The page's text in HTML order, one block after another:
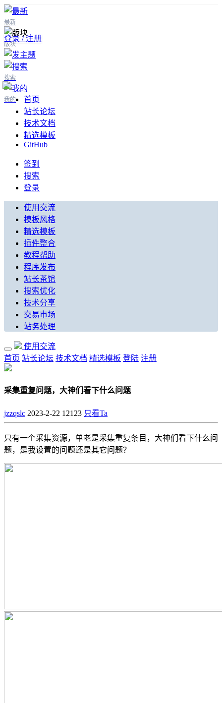
最新
版块
搜索
我的
登录 / 注册
首页
站长论坛
技术文档
精选模板
GitHub
签到
搜索
登录
使用交流
模板风格
精选模板
插件整合
教程帮助
程序发布
站长茶馆
搜索优化
技术分享
交易市场
站务处理
使用交流
首页 站长论坛 技术文档 精选模板 登陆 注册
采集重复问题，大神们看下什么问题
jzzqslc 2023-2-22 12123 只看Ta
只有一个采集资源，单老是采集重复条目，大神们看下什么问
题，是我设置的问题还是其它问题？